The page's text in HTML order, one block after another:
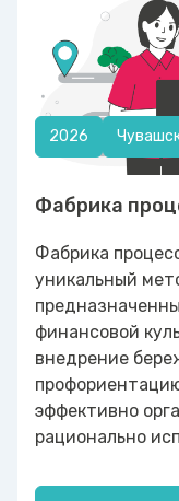
2026
Фабрика
Фабрика
уникальный
финансовой
внедрение
эффективно
рационально